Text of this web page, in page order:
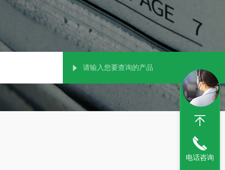
电话咨询